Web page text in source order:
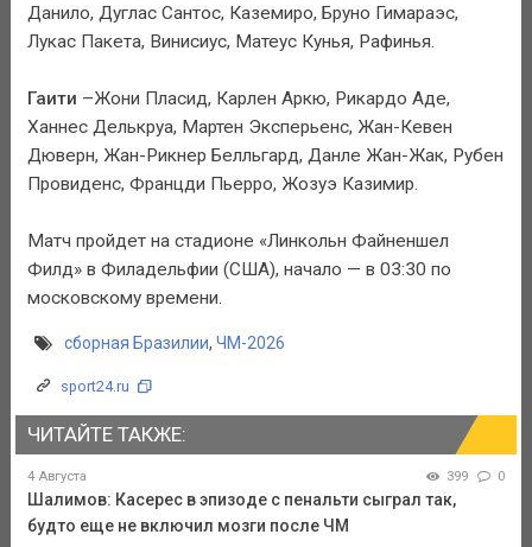
Данило, Дуглас Сантос, Каземиро, Бруно Гимараэс,
Лукас Пакета, Винисиус, Матеус Кунья, Рафинья.
Гаити –Жони Пласид, Карлен Аркю, Рикардо Аде,
Ханнес Делькруа, Мартен Эксперьенс, Жан-Кевен
Дюверн, Жан-Рикнер Белльгард, Данле Жан-Жак, Рубен
Провиденс, Францди Пьерро, Жозуэ Казимир.
Матч пройдет на стадионе «Линкольн Файненшел
Филд» в Филадельфии (США), начало — в 03:30 по
московскому времени.
сборная Бразилии, ЧМ-2026
sport24.ru
ЧИТАЙТЕ ТАКЖЕ:
4 Августа 399 0
Шалимов: Касерес в эпизоде с пенальти сыграл так,
будто еще не включил мозги после ЧМ